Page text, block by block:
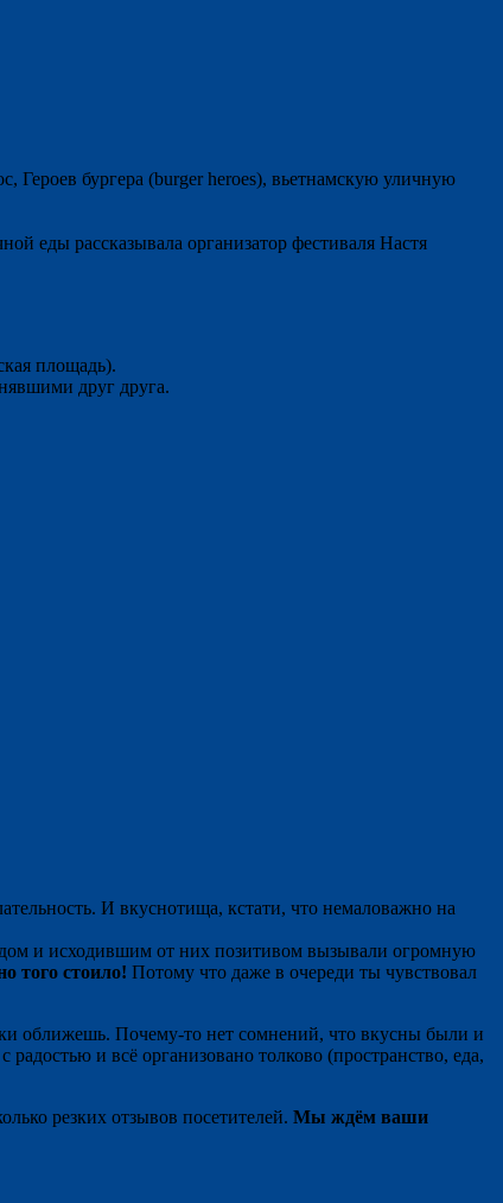
бургера (burger heroes), вьетнамскую уличную
еды рассказывала организатор фестиваля Настя
площадь).
друг друга.
И вкуснотища, кстати, что немаловажно на
и исходившим от них позитивом вызывали огромную
того стоило! Потому что даже в очереди ты чувствовал
оближешь. Почему-то нет сомнений, что вкусны были и
и всё организовано толково (пространство, еда,
резких отзывов посетителей. Мы ждём ваши